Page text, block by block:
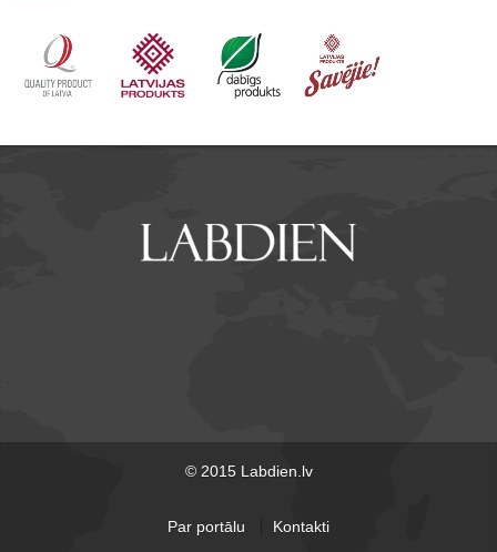
© 2015 Labdien.lv
Par portālu Kontakti